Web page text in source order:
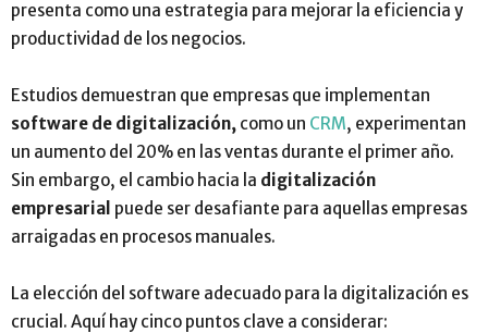
presenta como una estrategia para mejorar la eficiencia y
productividad de los negocios.
Estudios demuestran que empresas que implementan
software de digitalización, como un CRM, experimentan
un aumento del 20% en las ventas durante el primer año.
Sin embargo, el cambio hacia la digitalización
empresarial puede ser desafiante para aquellas empresas
arraigadas en procesos manuales.
La elección del software adecuado para la digitalización es
crucial. Aquí hay cinco puntos clave a considerar: